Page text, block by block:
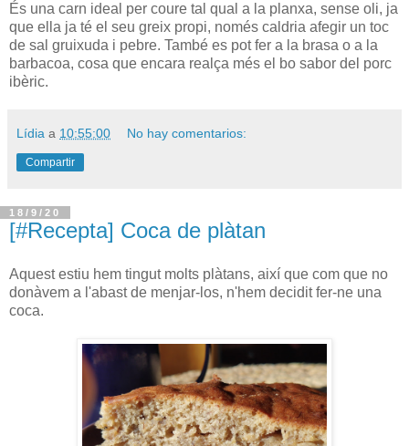
És una carn ideal per coure tal qual a la planxa, sense oli, ja
que ella ja té el seu greix propi, només caldria afegir un toc
de sal gruixuda i pebre. També es pot fer a la brasa o a la
barbacoa, cosa que encara realça més el bo sabor del porc
ibèric.
Lídia a 10:55:00 No hay comentarios:
Compartir
18/9/20
[#Recepta] Coca de plàtan
Aquest estiu hem tingut molts plàtans, així que com que no
donàvem a l'abast de menjar-los, n'hem decidit fer-ne una
coca.